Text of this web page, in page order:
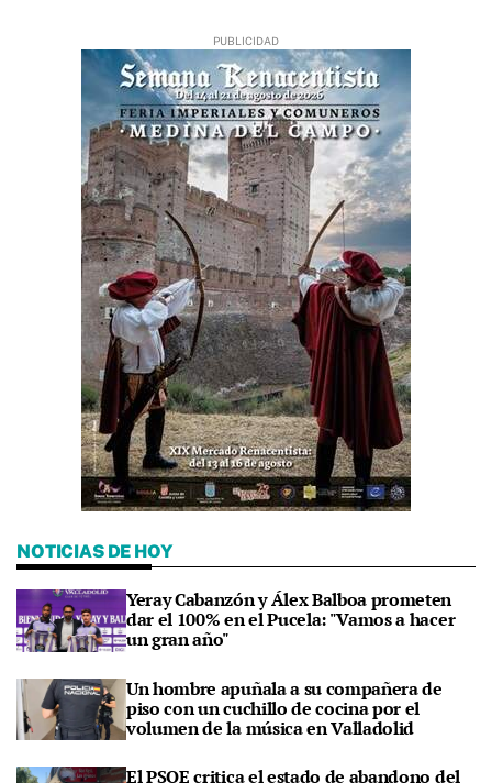
NOTICIAS DE HOY
Yeray Cabanzón y Álex Balboa prometen
dar el 100% en el Pucela: "Vamos a hacer
un gran año"
Un hombre apuñala a su compañera de
piso con un cuchillo de cocina por el
volumen de la música en Valladolid
El PSOE critica el estado de abandono del